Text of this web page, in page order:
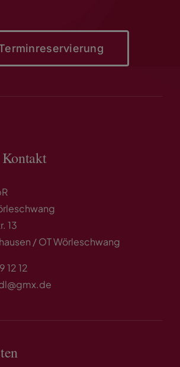
13
/ OT Wörleschwang
12 12